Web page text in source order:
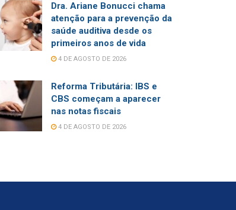
Dra. Ariane Bonucci chama
atenção para a prevenção da
saúde auditiva desde os
primeiros anos de vida
4 DE AGOSTO DE 2026
Reforma Tributária: IBS e
CBS começam a aparecer
nas notas fiscais
4 DE AGOSTO DE 2026